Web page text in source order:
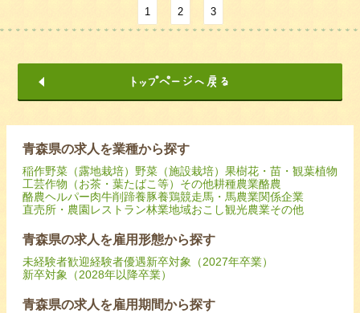
1 2 3
青森県の求人を業種から探す
稲作野菜（露地栽培） 野菜（施設栽培） 果樹花・苗・観葉植物
工芸作物（お茶・葉たばこ等） その他耕種農業酪農
酪農ヘルパー肉牛削蹄養豚養鶏競走馬・馬農業関係企業
直売所・農園レストラン林業地域おこし観光農業その他
青森県の求人を雇用形態から探す
未経験者歓迎経験者優遇新卒対象（2027年卒業）
新卒対象（2028年以降卒業）
青森県の求人を雇用期間から探す